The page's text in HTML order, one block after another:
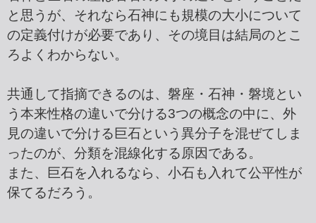
と思うが、それなら石神にも規模の大小について
の定義付けが必要であり、その境目は結局のとこ
ろよくわからない。
共通して指摘できるのは、磐座・石神・磐境とい
う本来性格の違いで分ける3つの概念の中に、外
見の違いで分ける巨石という異分子を混ぜてしま
ったのが、分類を混線化する原因である。
また、巨石を入れるなら、小石も入れて公平性が
保てるだろう。